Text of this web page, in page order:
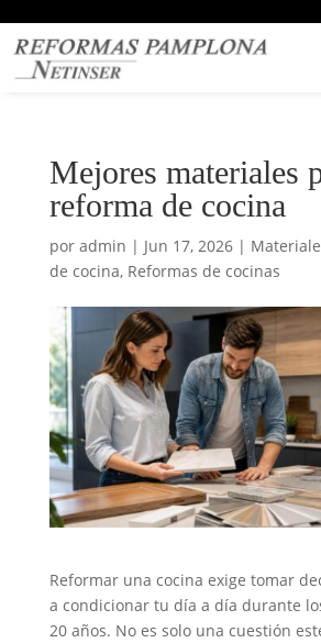
Mejores materiales
reforma de cocina
por admin | Jun 17, 2026|
de cocina, Reformas de cocinas
Reformar una cocina exige tomar
a condicionar tu día a día durante
20 años. No es solo una cuestión